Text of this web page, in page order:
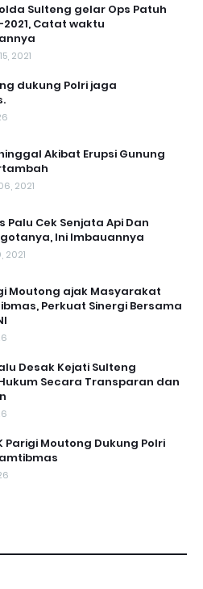
Sulteng gelar Ops Patuh
Catat waktu
2021
dukung Polri jaga
Akibat Erupsi Gunung
2021
Palu Cek Senjata Api Dan
Ini Imbauannya
2021
Moutong ajak Masyarakat
Perkuat Sinergi Bersama
Desak Kejati Sulteng
Secara Transparan dan
Parigi Moutong Dukung Polri